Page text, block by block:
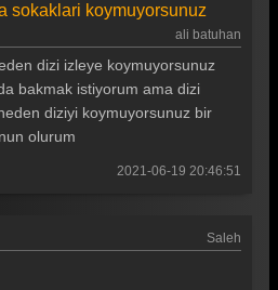
sokaklari koymuyorsunuz
ali batuhan
dizi izleye koymuyorsunuz
bakmak istiyorum ama dizi
diziyi koymuyorsunuz bir
olurum
2021-06-19 20:46:51
Saleh